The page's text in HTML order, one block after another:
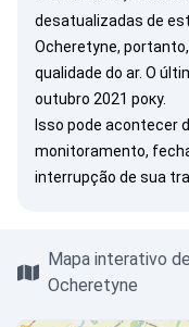
desatualizadas de
Ocheretyne,
qualidade do ar. O
outubro 2021 року.
Isso pode acontecer
monitoramento,
interrupção de sua
Mapa interativo
Ocheretyne